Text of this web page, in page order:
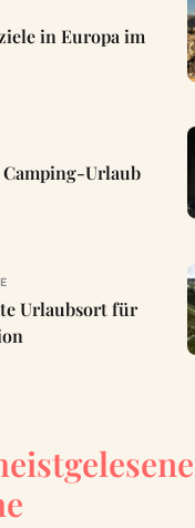
in Europa im
Urlaub
Urlaubsort für